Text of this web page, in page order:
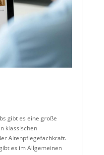
gibt es eine große
klassischen
Altenpflegefachkraft.
es im Allgemeinen